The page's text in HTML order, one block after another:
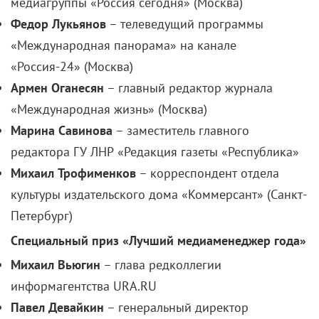
Федор Лукьянов – телеведущий программы
«Международная панорама» на канале
«Россия-24» (Москва)
Армен Оганесян – главный редактор журнала
«Международная жизнь» (Москва)
Марина Савинова – заместитель главного
редактора ГУ ЛНР «Редакция газеты «Республика»
Михаил Трофименков – корреспондент отдела
культуры издательского дома «Коммерсант» (Санкт-
Петербург)
Специальный приз «Лучший медиаменеджер года»
Михаил Вьюгин – глава редколлегии
информагентства URA.RU
Павел Девайкин – генеральный директор